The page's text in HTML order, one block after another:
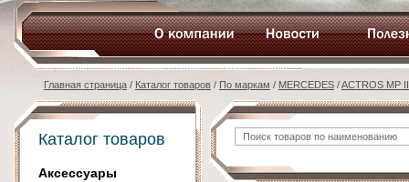
Главная страница / Каталог товаров / По маркам / MERCEDES /ACTROS MP II
Каталог товаров
Аксессуары